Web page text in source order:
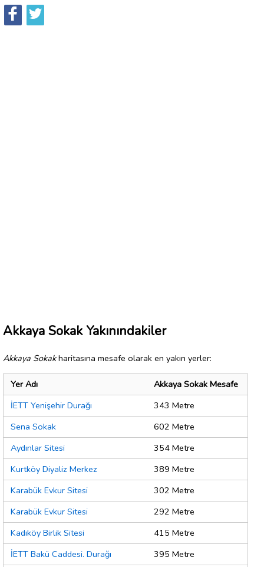
Akkaya Sokak Yakınındakiler
Akkaya Sokakharitasına mesafe olarak en yakın yerler:
Yer Adı
Akkaya Sokak Mesafe
İETT Yenişehir Durağı
343 Metre
Sena Sokak
602 Metre
Aydınlar Sitesi
354 Metre
Kurtköy Diyaliz Merkez
389 Metre
Karabük Evkur Sitesi
302 Metre
Karabük Evkur Sitesi
292 Metre
Kadıköy Birlik Sitesi
415 Metre
İETT Bakü Caddesi. Durağı
395 Metre